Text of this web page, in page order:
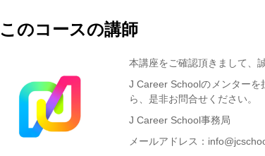
このコースの講師
本講座をご確認頂きまして、
J Career Schoolのメンターを
ら、是非お問合せください。
J Career School事務局
メールアドレス：